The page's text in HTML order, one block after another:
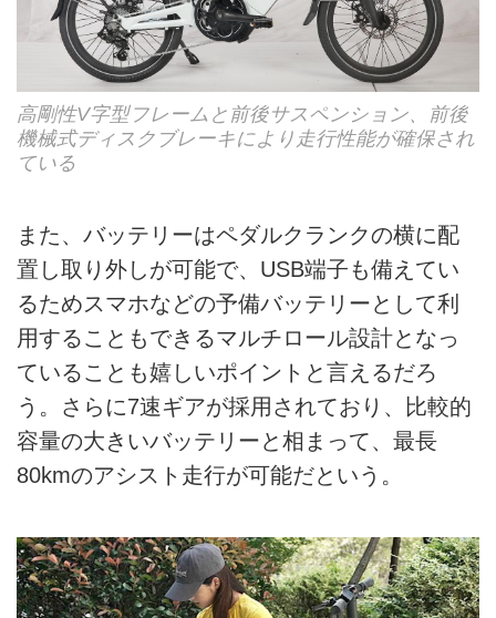
高剛性V字型フレームと前後サスペンション、前後
機械式ディスクブレーキにより走行性能が確保され
ている
また、バッテリーはペダルクランクの横に配
置し取り外しが可能で、USB端子も備えてい
るためスマホなどの予備バッテリーとして利
用することもできるマルチロール設計となっ
ていることも嬉しいポイントと言えるだろ
う。さらに7速ギアが採用されており、比較的
容量の大きいバッテリーと相まって、最長
80kmのアシスト走行が可能だという。